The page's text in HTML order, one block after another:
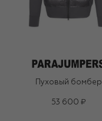
Пуховый бомбер
53 600 ₽